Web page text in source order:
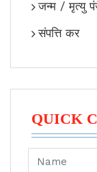
जन्म / मृत्यु
संपत्ति कर
QUICK